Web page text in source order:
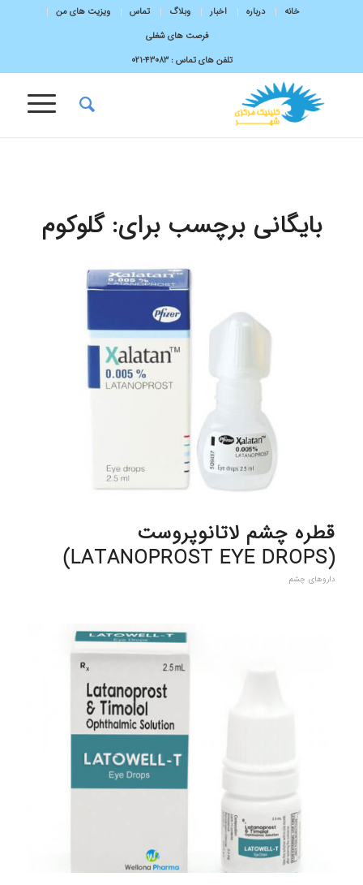
خانه درباره اخبار وبلاگ تماس
ویزیت های من
فرصت های شغلی
تلفن های تماس :43083-۰۲۱
بایگانی برچسب برای:گلوکوم
قطره چشم لاتانوپروست
(LATANOPROST EYE DROPS)
داروهای چشم